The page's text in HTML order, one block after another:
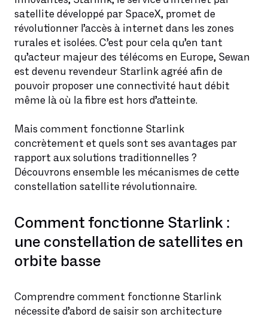
satellite développé par SpaceX, promet de
révolutionner l’accès à internet dans les zones
rurales et isolées. C’est pour cela qu’en tant
qu’acteur majeur des télécoms en Europe, Sewan
est devenu revendeur Starlink agréé afin de
pouvoir proposer une connectivité haut débit
même là où la fibre est hors d’atteinte.
Mais comment fonctionne Starlink
concrètement et quels sont ses avantages par
rapport aux solutions traditionnelles ?
Découvrons ensemble les mécanismes de cette
constellation satellite révolutionnaire.
Comment fonctionne Starlink :
une constellation de satellites en
orbite basse
Comprendre comment fonctionne Starlink
nécessite d’abord de saisir son architecture